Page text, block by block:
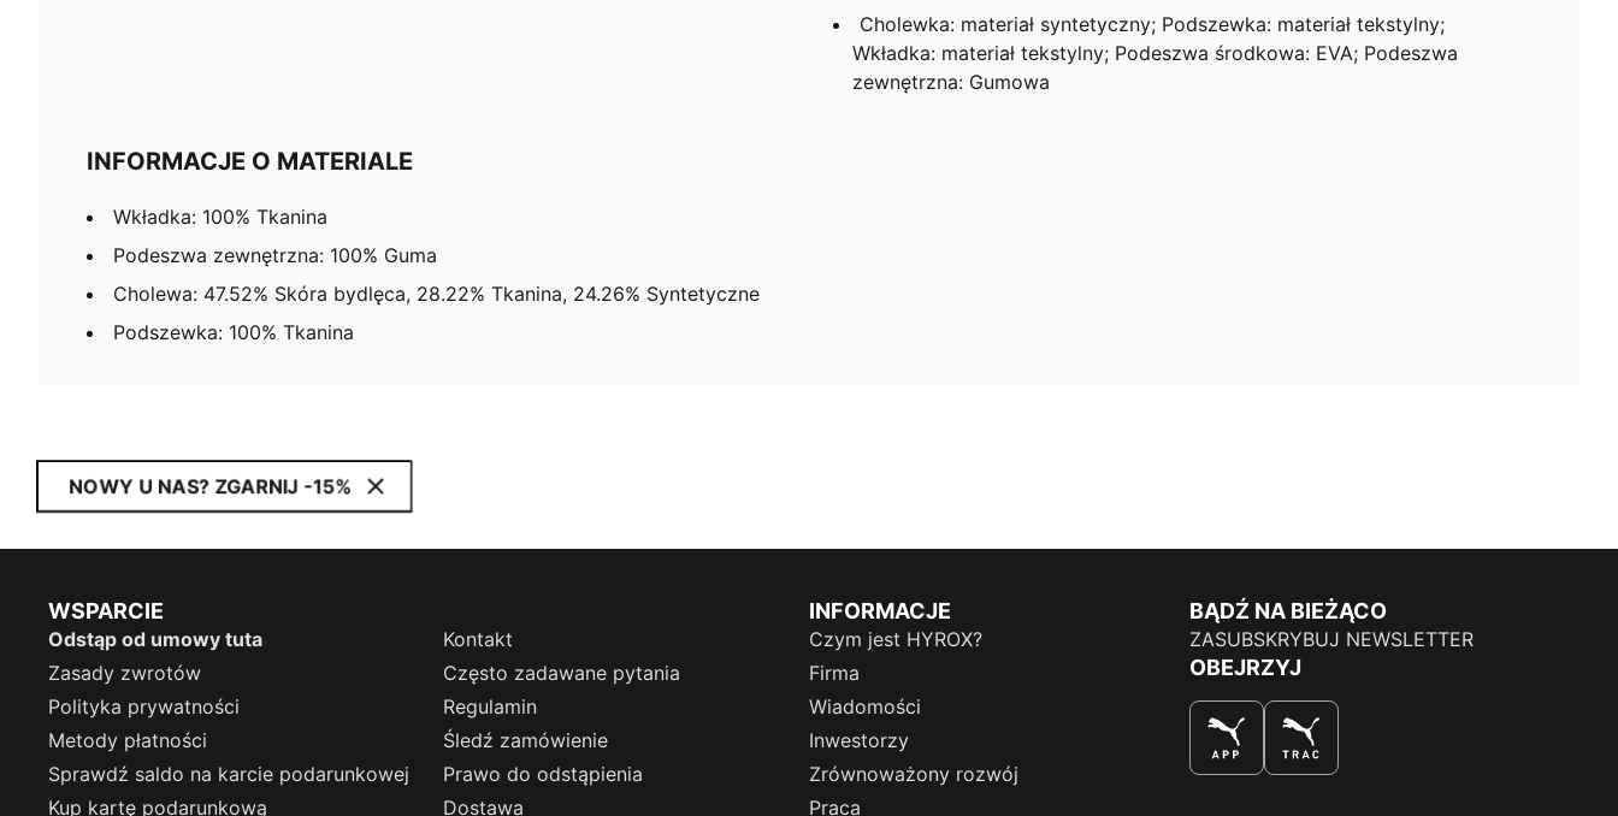
Cholewka: materiał syntetyczny; Podszewka: materiał tekstylny;
Wkładka: materiał tekstylny; Podeszwa środkowa: EVA; Podeszwa
zewnętrzna: Gumowa
INFORMACJE O MATERIALE
Wkładka: 100% Tkanina
Podeszwa zewnętrzna: 100% Guma
Cholewa: 47.52% Skóra bydlęca, 28.22% Tkanina, 24.26% Syntetyczne
Podszewka: 100% Tkanina
NOWY U NAS? ZGARNIJ -15%
WSPARCIE
Odstąp od umowy tuta
Kontakt
Zasady zwrotów
Często zadawane pytania
Polityka prywatności
Regulamin
Metody płatności
Śledź zamówienie
Sprawdź saldo na karcie podarunkowej
Prawo do odstąpienia
Kup kartę podarunkową
Dostawa
INFORMACJE
Czym jest HYROX?
Firma
Wiadomości
Inwestorzy
Zrównoważony rozwój
Praca
BĄDŹ NA BIEŻĄCO
ZASUBSKRYBUJ NEWSLETTER
OBEJRZYJ